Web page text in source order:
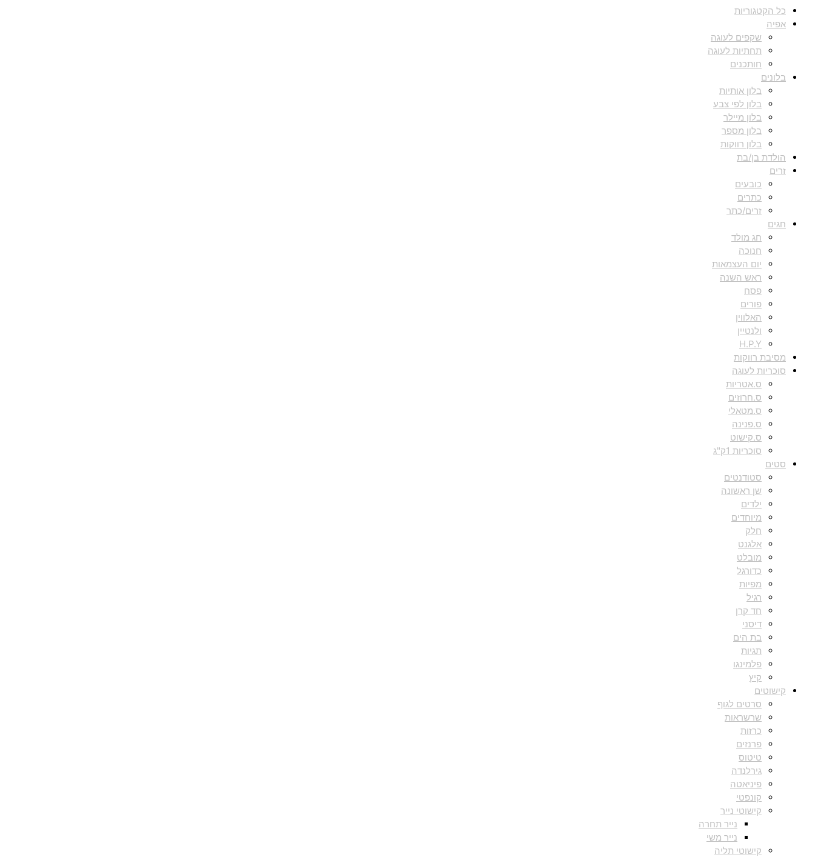
כל הקטגוריות
אפיה
שקפים לעוגה
תחתיות לעוגה
חותכנים
בלונים
בלון אותיות
בלון לפי צבע
בלון מיילר
בלון מספר
בלון רווקות
הולדת בן/בת
זרים
כובעים
כתרים
זרים/כתר
חגים
חג מולד
חנוכה
יום העצמאות
ראש השנה
פסח
פורים
האלווין
ולנטיין
H.P.Y
מסיבת רווקות
סוכריות לעוגה
ס.אטריות
ס.חרוזים
ס.מטאלי
ס.פנינה
ס.קישוט
סוכריות 1ק"ג
סטים
סטודנטים
שן ראשונה
ילדים
מיוחדים
חלק
אלגנט
מובלט
כדורגל
מפיות
רגיל
חד קרן
דיסני
בת הים
תגיות
פלמינגו
קיץ
קישוטים
סרטים לגוף
שרשראות
כרזות
פרנזים
טיטוס
גירלנדה
פיניאטה
קונפטי
קישוטי נייר
נייר תחרה
נייר משי
קישוטי תליה